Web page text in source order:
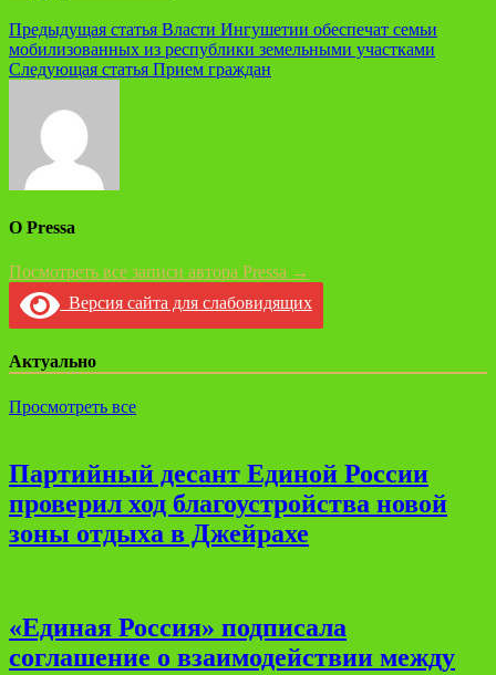
Навигация
по
Предыдущая статья Власти Ингушетии обеспечат семьи
мобилизованных из республики земельными участками
Следующая статья Прием граждан
О Pressa
Посмотреть все записи автора Pressa →
Версия сайта для слабовидящих
Актуально
Просмотреть все
Партийный десант Единой России
проверил ход благоустройства новой
зоны отдыха в Джейрахе
«Единая Россия» подписала
соглашение о взаимодействии между